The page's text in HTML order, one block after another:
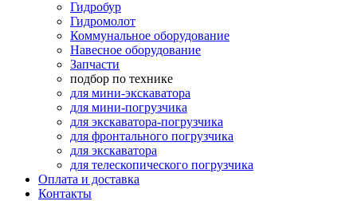
Гидробур
Гидромолот
Коммунальное оборудование
Навесное оборудование
Запчасти
подбор по технике
для мини-экскаватора
для мини-погрузчика
для экскаватора-погрузчика
для фронтального погрузчика
для экскаватора
для телескопического погрузчика
Оплата и доставка
Контакты